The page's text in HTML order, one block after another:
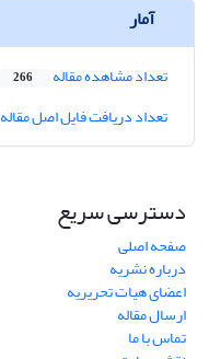
آمار
تعداد مشاهده مقاله 266
تعداد دریافت فایل اصل مقاله
دسترسی سریع
صفحه اصلی
درباره نشریه
اعضای هیات تحریریه
ارسال مقاله
تماس با ما